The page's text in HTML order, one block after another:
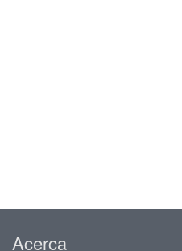
Acerca